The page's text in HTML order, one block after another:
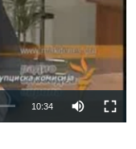
10:34